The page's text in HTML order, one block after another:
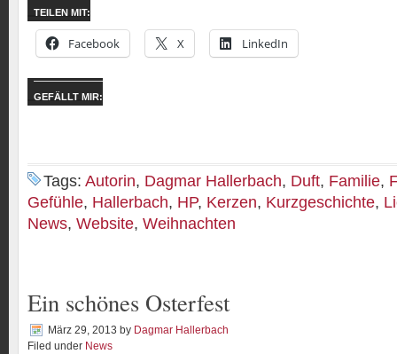
TEILEN MIT:
Facebook X LinkedIn
GEFÄLLT MIR:
Tags: Autorin, Dagmar Hallerbach, Duft, Familie,
Gefühle, Hallerbach, HP, Kerzen, Kurzgeschichte,
News, Website, Weihnachten
Ein schönes Osterfest
März 29, 2013 by Dagmar Hallerbach
Filed under News